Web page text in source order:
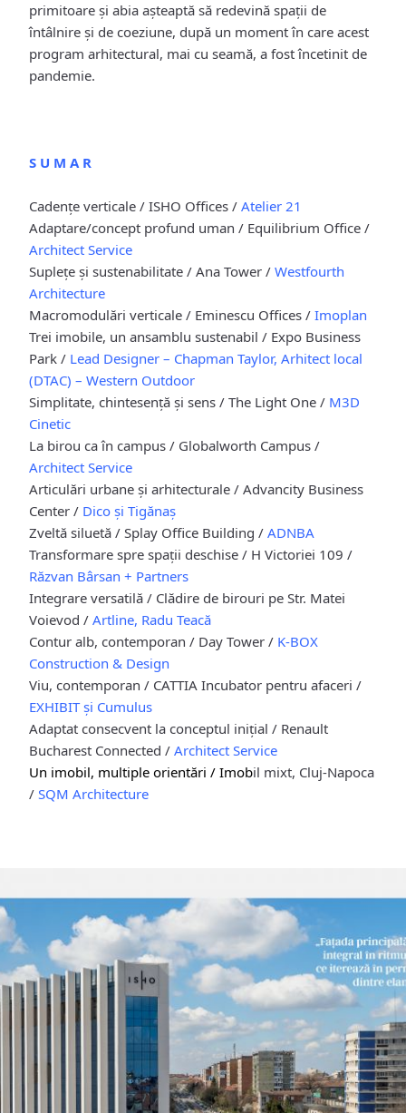
primitoare și abia așteaptă să redevină spații de
întâlnire și de coeziune, după un moment în care acest
program arhitectural, mai cu seamă, a fost încetinit de
pandemie.
S U M A R
Cadențe verticale / ISHO Offices / Atelier 21
Adaptare/concept profund uman / Equilibrium Office /
Architect Service
Suplețe și sustenabilitate / Ana Tower / Westfourth
Architecture
Macromodulări verticale / Eminescu Offices / Imoplan
Trei imobile, un ansamblu sustenabil / Expo Business
Park / Lead Designer – Chapman Taylor, Arhitect local
(DTAC) – Western Outdoor
Simplitate, chintesență și sens / The Light One / M3D
Cinetic
La birou ca în campus / Globalworth Campus /
Architect Service
Articulări urbane și arhitecturale / Advancity Business
Center / Dico și Tigănaș
Zveltă siluetă / Splay Office Building / ADNBA
Transformare spre spații deschise / H Victoriei 109 /
Răzvan Bârsan + Partners
Integrare versatilă / Clădire de birouri pe Str. Matei
Voievod / Artline, Radu Teacă
Contur alb, contemporan / Day Tower / K-BOX
Construction & Design
Viu, contemporan / CATTIA Incubator pentru afaceri /
EXHIBIT și Cumulus
Adaptat consecvent la conceptul inițial / Renault
Bucharest Connected / Architect Service
Un imobil, multiple orientări / Imobil mixt, Cluj-Napoca
/ SQM Architecture